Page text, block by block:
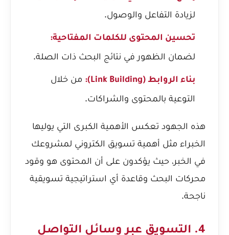
لزيادة التفاعل والوصول.
تحسين المحتوى للكلمات المفتاحية:
لضمان الظهور في نتائج البحث ذات الصلة.
بناء الروابط (Link Building):
من خلال
التوعية بالمحتوى والشراكات.
هذه الجهود تعكس الأهمية الكبرى التي يوليها
الخبراء مثل أهمية تسويق الكتروني لمشروعك
في الخبر، حيث يؤكدون على أن المحتوى هو وقود
محركات البحث وقاعدة أي استراتيجية تسويقية
ناجحة.
4. التسويق عبر وسائل التواصل